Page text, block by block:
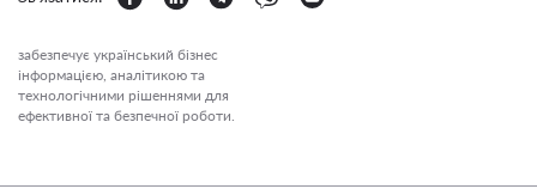
забезпечує український бізнес
інформацією, аналітикою та
технологічними рішеннями для
ефективної та безпечної роботи.